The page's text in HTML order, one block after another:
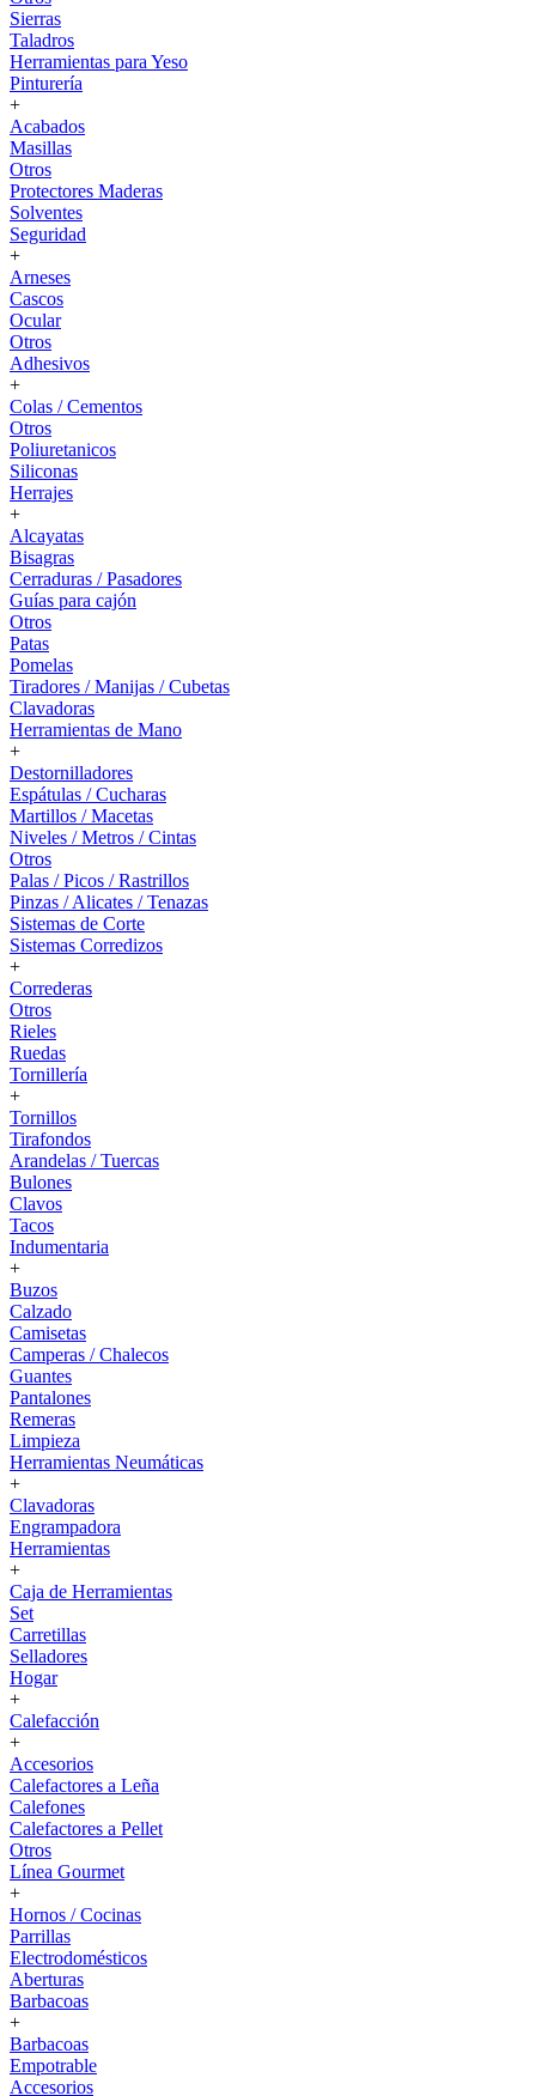
Sierras
Taladros
Herramientas para Yeso
Pinturería
+
Acabados
Masillas
Otros
Protectores Maderas
Solventes
Seguridad
+
Arneses
Cascos
Ocular
Otros
Adhesivos
+
Colas / Cementos
Otros
Poliuretanicos
Siliconas
Herrajes
+
Alcayatas
Bisagras
Cerraduras / Pasadores
Guías para cajón
Otros
Patas
Pomelas
Tiradores / Manijas / Cubetas
Clavadoras
Herramientas de Mano
+
Destornilladores
Espátulas / Cucharas
Martillos / Macetas
Niveles / Metros / Cintas
Otros
Palas / Picos / Rastrillos
Pinzas / Alicates / Tenazas
Sistemas de Corte
Sistemas Corredizos
+
Correderas
Otros
Rieles
Ruedas
Tornillería
+
Tornillos
Tirafondos
Arandelas / Tuercas
Bulones
Clavos
Tacos
Indumentaria
+
Buzos
Calzado
Camisetas
Camperas / Chalecos
Guantes
Pantalones
Remeras
Limpieza
Herramientas Neumáticas
+
Clavadoras
Engrampadora
Herramientas
+
Caja de Herramientas
Set
Carretillas
Selladores
Hogar
+
Calefacción
+
Accesorios
Calefactores a Leña
Calefones
Calefactores a Pellet
Otros
Línea Gourmet
+
Hornos / Cocinas
Parrillas
Electrodomésticos
Aberturas
Barbacoas
+
Barbacoas
Empotrable
Accesorios